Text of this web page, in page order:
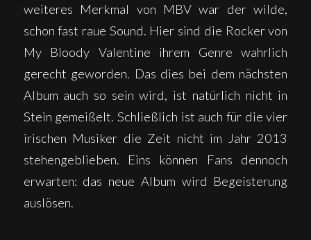
weiteres Merkmal von MBV war der wilde,
schon fast raue Sound. Hier sind die Rocker von
My Bloody Valentine ihrem Genre wahrlich
gerecht geworden. Das dies bei dem nächsten
Album auch so sein wird, ist natürlich nicht in
Stein gemeißelt. Schließlich ist auch für die vier
irischen Musiker die Zeit nicht im Jahr 2013
stehengeblieben. Eins können Fans dennoch
erwarten: das neue Album wird Begeisterung
auslösen.